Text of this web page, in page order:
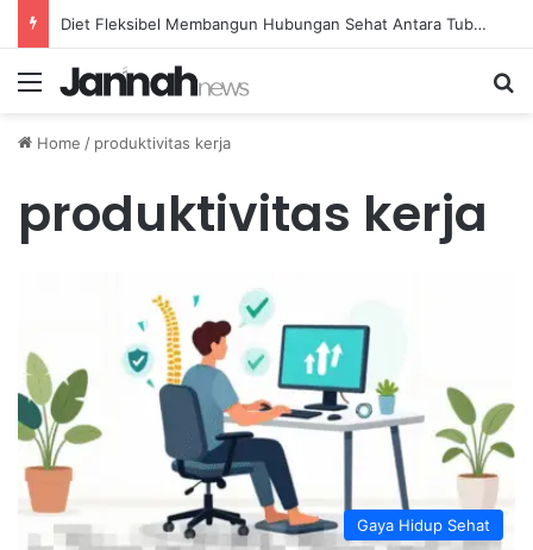
Diet Fleksibel Membangun Hubungan Sehat Antara Tubuh dan Makanan Sehari-hari
Menu
Home / produktivitas kerja
produktivitas kerja
Gaya Hidup Sehat